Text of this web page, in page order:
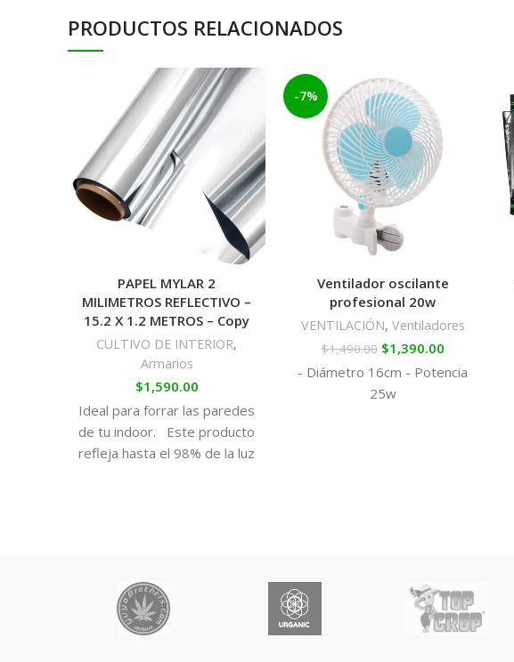
PRODUCTOS RELACIONADOS
PAPEL MYLAR 2
MILIMETROS REFLECTIVO –
15.2 X 1.2 METROS – Copy
CULTIVO DE INTERIOR,
Armarios
$1,590.00
Ideal para forrar las paredes
de tu indoor. Este producto
refleja hasta el 98% de la luz
-7%
Ventilador oscilante
profesional 20w
VENTILACIÓN, Ventiladores
$1,490.00 $1,390.00
- Diámetro 16cm - Potencia
25w